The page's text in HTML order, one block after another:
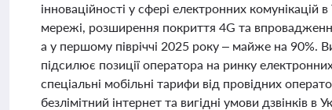
інноваційності у сфері електронних комунікацій
мережі, розширення покриття 4G та
а у першому півріччі 2025 року – майже на 90%.
підсилює позиції оператора на ринку
спеціальні мобільні тарифи від провідних
безлімітний інтернет та вигідні умови дзвінків